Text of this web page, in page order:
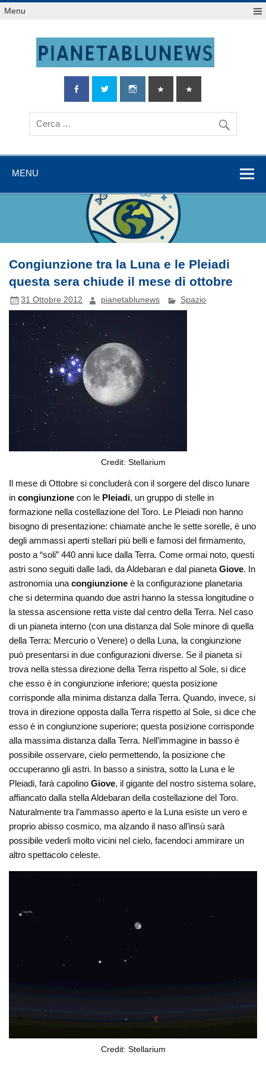
Salta
alMenu
MENU
Congiunzione tra la Luna e le Pleiadi
questa sera chiude il mese di ottobre
31 Ottobre 2012 pianetablunews Spazio
Credit: Stellarium
Il mese di Ottobre si concluderà con il sorgere del disco lunare
incongiunzione con le Pleiadi, un gruppo di stelle in
formazione nella costellazione del Toro. Le Pleiadi non hanno
bisogno di presentazione: chiamate anche le sette sorelle, è uno
degli ammassi aperti stellari più belli e famosi del firmamento,
posto a “soli” 440 anni luce dalla Terra. Come ormai noto, questi
astri sono seguiti dalle Iadi, da Aldebaran e dal pianetaGiove. In
astronomia unacongiunzione è la configurazione planetaria
che si determina quando due astri hanno la stessa longitudine o
la stessa ascensione retta viste dal centro della Terra. Nel caso
di un pianeta interno (con una distanza dal Sole minore di quella
della Terra: Mercurio o Venere) o della Luna, la congiunzione
può presentarsi in due configurazioni diverse. Se il pianeta si
trova nella stessa direzione della Terra rispetto al Sole, si dice
che esso è in congiunzione inferiore; questa posizione
corrisponde alla minima distanza dalla Terra. Quando, invece, si
trova in direzione opposta dalla Terra rispetto al Sole, si dice che
esso è in congiunzione superiore; questa posizione corrisponde
alla massima distanza dalla Terra. Nell’immagine in basso è
possibile osservare, cielo permettendo, la posizione che
occuperanno gli astri. In basso a sinistra, sotto la Luna e le
Pleiadi, farà capolinoGiove, il gigante del nostro sistema solare,
affiancato dalla stella Aldebaran della costellazione del Toro.
Naturalmente tra l’ammasso aperto e la Luna esiste un vero e
proprio abisso cosmico, ma alzando il naso all’insù sarà
possibile vederli molto vicini nel cielo, facendoci ammirare un
altro spettacolo celeste.
Credit: Stellarium